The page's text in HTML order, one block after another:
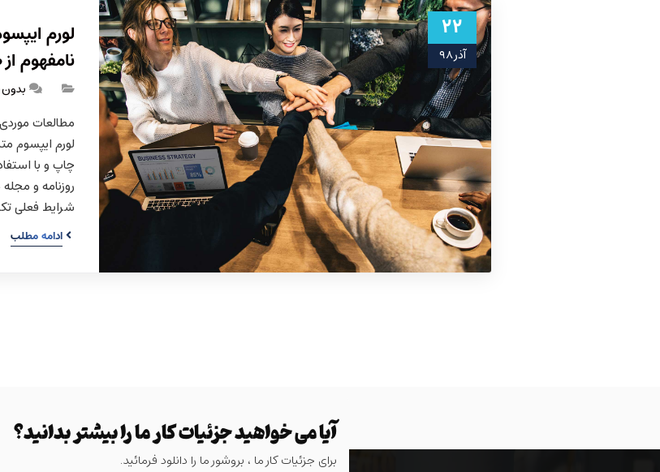
۲۲
آذر ۹۸
لورم
نامفهوم
مطالعات
لورم ایپسوم
چاپ و با
روزنامه و
شرایط فعلی
ادامه مطلب
آیا می خواهید جزئیات کار ما را بیشتر بدانید؟
برای جزئیات کار ما ، بروشور ما را دانلود فرمائید.